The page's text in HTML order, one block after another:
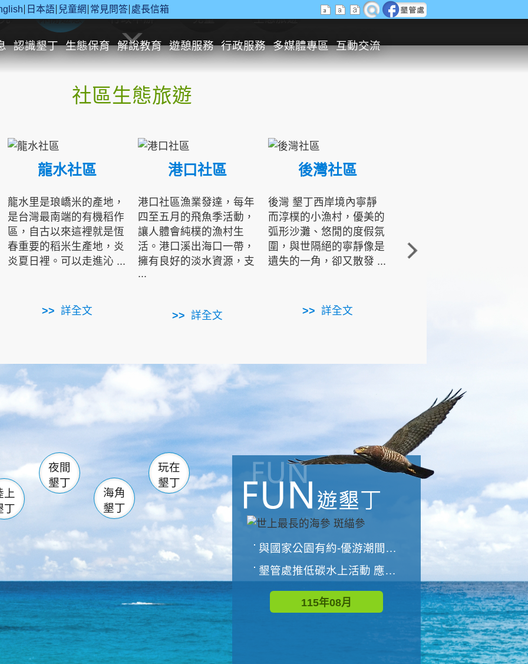
日本語 兒童網 常見問答 處長信箱
認識墾丁 生態保育 解說教育 遊憩服務 行政服務 多媒體專區 互動交流
休閒遊憩 行政申辦 兒童 生態旅遊
社區生態旅遊
龍水社區
龍水里是琅嶠米的產地，
是台灣最南端的有機稻作
區，自古以來這裡就是恆
春重要的稻米生產地，炎
炎夏日裡。可以走進沁 ...
詳全文
港口社區
港口社區漁業發達，每年
四至五月的飛魚季活動，
讓人體會純樸的漁村生
活。港口溪出海口一帶，
擁有良好的淡水資源，支
...
詳全文
後灣社區
後灣 墾丁西岸境內寧靜
而淳樸的小漁村，優美的
弧形沙灘、悠閒的度假氛
圍，與世隔絕的寧靜像是
遺失的一角，卻又散發 ...
詳全文
角的端點，冬季海浪拍打
著礁岸，旺盛的侵蝕作
南仁湖
滿州 佳樂水
森林遊樂區
墾管處遊客中心
社頂公園 風吹沙
船帆石 龍磐公園
香蕉灣 龍坑
鵝鑾鼻
上
丁
夜間
墾丁
海角
墾丁
玩在
墾丁
與國家公園有約-優游潮間探險者
墾管處推低碳水上活動 應屆畢業生限額免費參加
115年08月
世界地球清潔日 墾管處辦理「2026年墾丁國家公園沙灘淨灘活動
115年09月